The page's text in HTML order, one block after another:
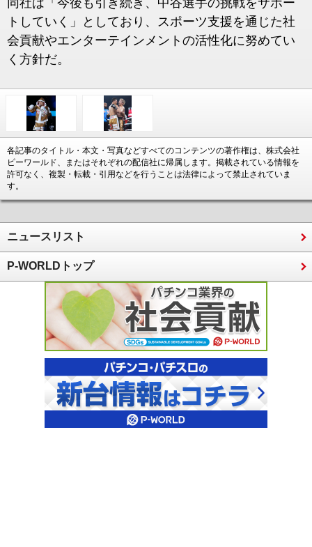
同社は「今後も引き続き、中谷選手の挑戦をサポー
トしていく」としており、スポーツ支援を通じた社
会貢献やエンターテインメントの活性化に努めてい
く方針だ。
各記事のタイトル・本文・写真などすべてのコンテンツの著作権は、株式会社
ピーワールド、またはそれぞれの配信社に帰属します。掲載されている情報を
許可なく、複製・転載・引用などを行うことは法律によって禁止されていま
す。
ニュースリスト
P-WORLDトップ